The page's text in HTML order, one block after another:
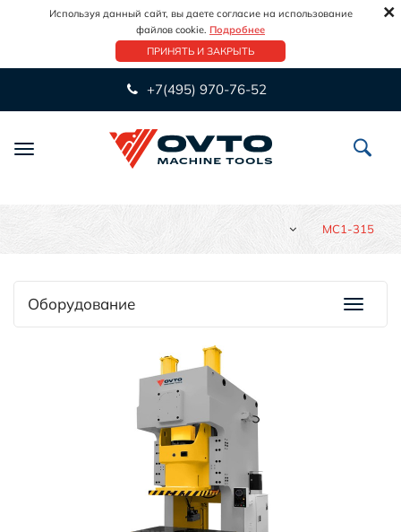
Используя данный сайт, вы даете согласие на использование
файлов cookie. Подробнее
ПРИНЯТЬ И ЗАКРЫТЬ
×
+7(495) 970-76-52
Переключить
MC1-315
Оборудование